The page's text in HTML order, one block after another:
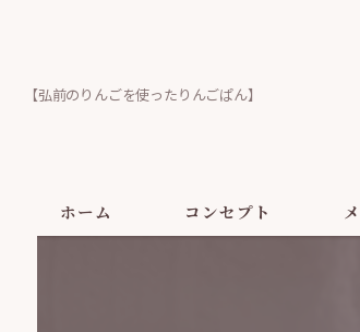
【弘前のりんごを使ったりんごぱん】
ホーム コンセプト